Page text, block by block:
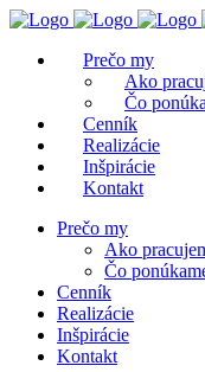
Prečo my
Ako
Čo
Cenník
Realizácie
Inšpirácie
Kontakt
Prečo my
Ako
Čo
Cenník
Realizácie
Inšpirácie
Kontakt